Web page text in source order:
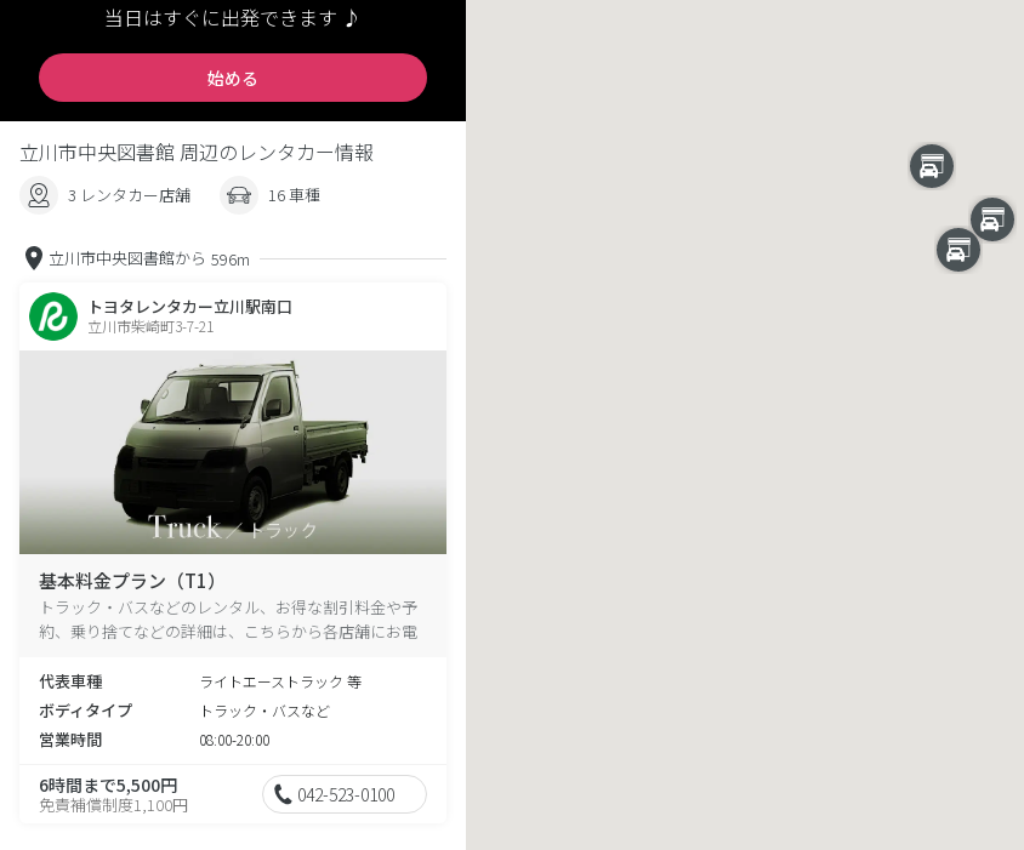
当日はすぐに出発できます ♪
始める
立川市中央図書館 周辺のレンタカー情報
3 レンタカー店舗 16 車種
立川市中央図書館から 596m
トヨタレンタカー立川駅南口
立川市柴崎町3-7-21
基本料金プラン（T1）
トラック・バスなどのレンタル、お得な割引料金や予
約、乗り捨てなどの詳細は、こちらから各店舗にお電
代表車種
ライトエーストラック 等
ボディタイプ トラック・バスなど
営業時間 08:00-20:00
6時間まで5,500円
免責補償制度1,100円 042-523-0100